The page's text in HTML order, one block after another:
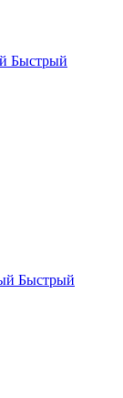
Быстрый
Быстрый